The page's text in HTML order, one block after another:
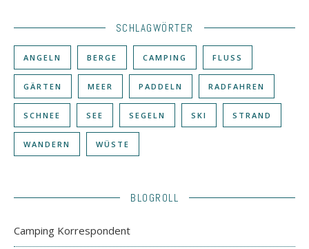
SCHLAGWÖRTER
ANGELN BERGE CAMPING FLUSS
GÄRTEN MEER PADDELN RADFAHREN
SCHNEE SEE SEGELN SKI STRAND
WANDERN WÜSTE
BLOGROLL
Camping Korrespondent